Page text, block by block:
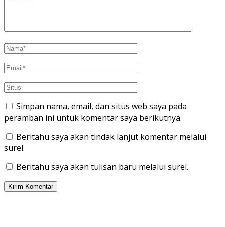
Simpan nama, email, dan situs web saya pada
peramban ini untuk komentar saya berikutnya.
Beritahu saya akan tindak lanjut komentar melalui
surel.
Beritahu saya akan tulisan baru melalui surel.